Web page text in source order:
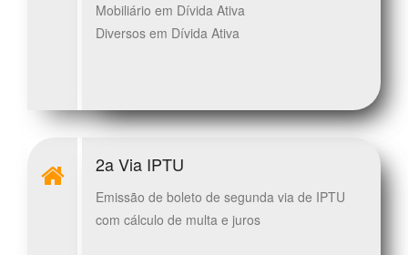
Mobiliário em Dívida Ativa
Diversos em Dívida Ativa
2a Via IPTU
Emissão de boleto de segunda via de IPTU
com cálculo de multa e juros